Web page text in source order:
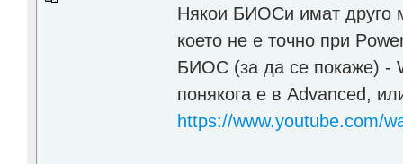
Някои БИОСи имат друго
което не е точно при
БИОС (за да се покаже) -
понякога е в Advanced,
https://www.youtube.com/